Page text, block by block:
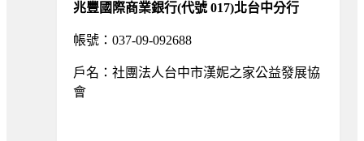
兆豐國際商業銀行(代號 017)北台中分行
帳號：037-09-092688
戶名：社團法人台中市漢妮之家公益發展協
會